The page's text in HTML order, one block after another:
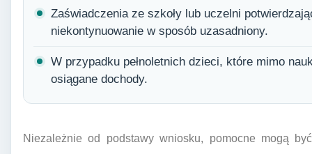
Zaświadczenia ze szkoły lub uczelni
niekontynuowanie w sposób uzasadniony.
W przypadku pełnoletnich dzieci, które mimo
osiągane dochody.
Niezależnie od podstawy wniosku, pomocne mogą